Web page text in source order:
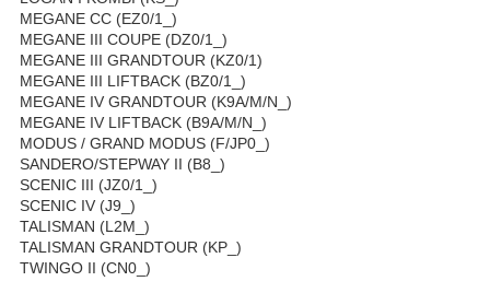
MEGANE CC (EZ0/1_)
MEGANE III COUPE (DZ0/1_)
MEGANE III GRANDTOUR (KZ0/1)
MEGANE III LIFTBACK (BZ0/1_)
MEGANE IV GRANDTOUR (K9A/M/N_)
MEGANE IV LIFTBACK (B9A/M/N_)
MODUS / GRAND MODUS (F/JP0_)
SANDERO/STEPWAY II (B8_)
SCENIC III (JZ0/1_)
SCENIC IV (J9_)
TALISMAN (L2M_)
TALISMAN GRANDTOUR (KP_)
TWINGO II (CN0_)